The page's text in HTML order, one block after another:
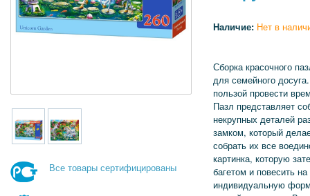
Все товары сертифицированы
Наличие: Нет в
Сборка красочного
для семейного
пользой провести
Пазл представляет
некрупных деталей
замком, который
собрать их все
картинка, которую
багетом и повесить
индивидуальную